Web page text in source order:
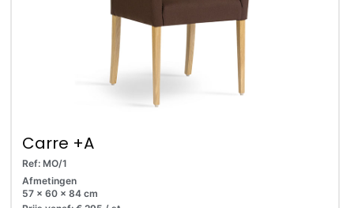
Carre +A
Ref: MO/1
Afmetingen
57 x 60 x 84 cm